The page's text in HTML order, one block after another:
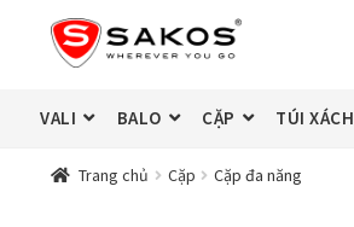
Đi
đến
hướng
Chuyển
đến
dung
VALI BALO CẶP TÚI XÁCH
Trang chủ Cặp Cặp đa năng